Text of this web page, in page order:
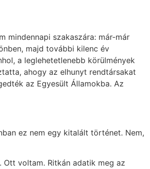
mindennapi szakaszára: már-már
majd további kilenc év
a leglehetetlenebb körülmények
ahogy az elhunyt rendtársakat
az Egyesült Államokba. Az
ez nem egy kitalált történet. Nem,
voltam. Ritkán adatik meg az